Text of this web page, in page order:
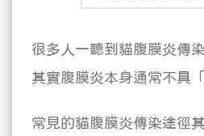
很多人一聽到貓腹膜炎傳
其實腹膜炎本身通常不具
常見的貓腹膜炎傳染途徑